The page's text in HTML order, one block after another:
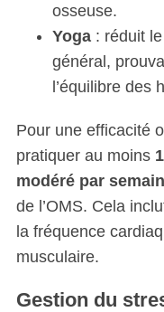
osseuse.
Yoga: réduit le
général,
l’équilibre des
Pour une efficacité
pratiquer au moins
modéré par
de l’OMS. Cela
la fréquence
musculaire.
Gestion du